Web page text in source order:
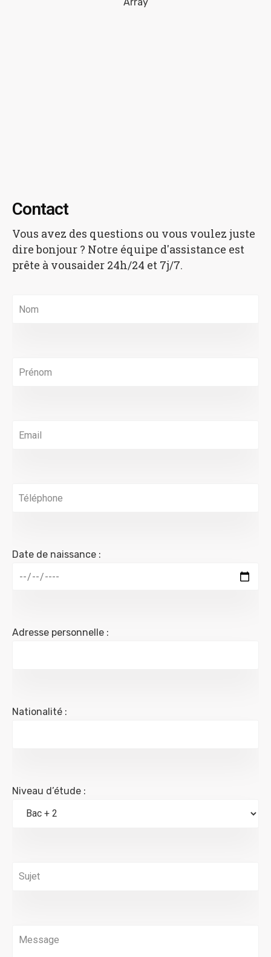
Contact
Vous avez des questions ou vous voulez juste
dire bonjour ? Notre équipe d'assistance est
prête à vousaider 24h/24 et 7j/7.
Date de naissance :
Adresse personnelle :
Nationalité :
Niveau d’étude :